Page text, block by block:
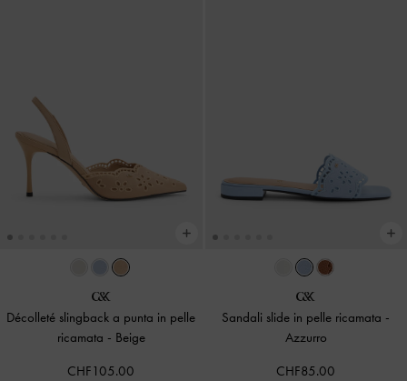
Décolleté slingback a punta in pelle
ricamata - Beige
CHF105.00
Sandali slide in pelle ricamata -
Azzurro
CHF85.00